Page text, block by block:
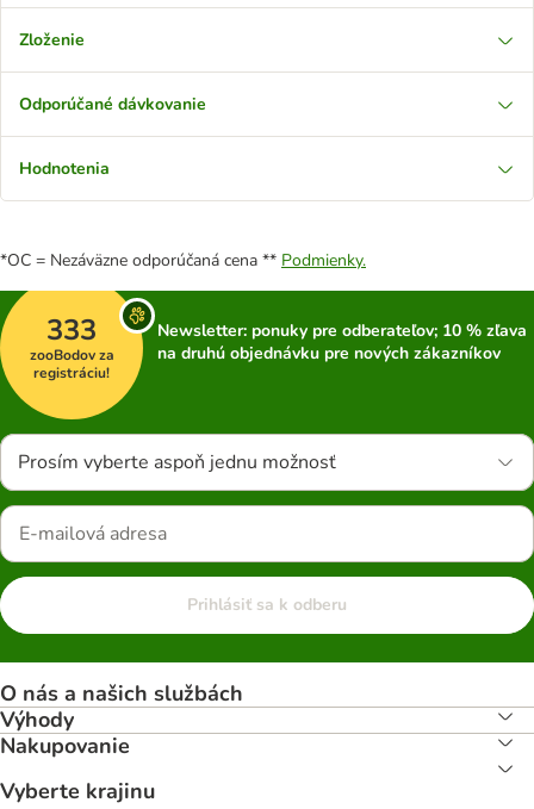
Zloženie
Odporúčané dávkovanie
Hodnotenia
*OC = Nezáväzne odporúčaná cena ** Podmienky.
333
zooBodov za
registráciu!
Newsletter: ponuky pre odberateľov; 10 % zľava
na druhú objednávku pre nových zákazníkov
Prosím vyberte aspoň jednu možnosť
Prihlásiť sa k odberu
O nás a našich službách
Výhody
Nakupovanie
Vyberte krajinu